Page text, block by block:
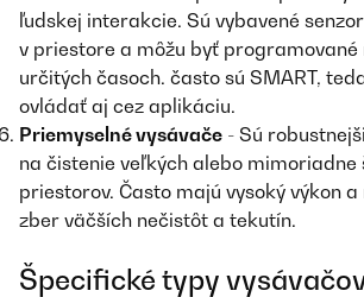
ľudskej interakcie. Sú vybavené
v priestore a môžu byť programované
určitých časoch. často sú SMART,
ovládať aj cez aplikáciu.
Priemyselné vysávače - Sú
na čistenie veľkých alebo mimoriadne
priestorov. Často majú vysoký výkon
zber väčších nečistôt a tekutín.
Špecifické typy